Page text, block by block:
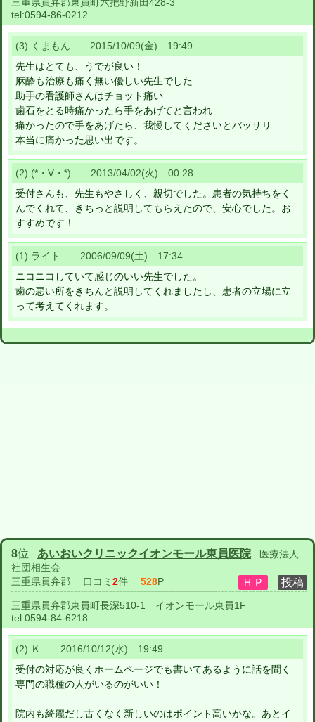
三重県員弁郡東員町六把野新田428-3
tel:0594-86-0212
(3) くまもん 2015/10/09(金) 19:49
先生はとても、うでが良い！
麻酔も治療も痛く無い優しい先生でした
助手の看護師さんはチョット痛い
歯石をとる時痛かったら手をあげてと言われ
痛かったので手をあげたら、我慢してくださいとバッサリ
本当に痛かった思い出です。
(2) (*・∀・*) 2013/04/02(火) 00:28
受付さんも、先生もやさしく、親切でした。患者の気持ちをく
んでくれて、きちっと説明してもらえたので、安心でした。お
すすめです！
(1) ライト 2006/09/09(土) 17:34
ニコニコしていて感じのいい先生でした。
歯の悪い所をきちんと説明してくれましたし、患者の立場に立
って考えてくれます。
8位 あいおいクリニックイオンモール東員医院
医療法人
社団相生会
三重県員弁郡 口コミ 2件 528P
三重県員弁郡東員町長深510-1 イオンモール東員1F
tel:0594-84-6218
(2) Ｋ 2016/10/12(水) 19:49
受付の対応が良くホームページでも書いてあるように話を聞く
専門の職種の人がいるのがいい！
院内も綺麗だし古くなく新しいのはポイント高いかな。あとイ